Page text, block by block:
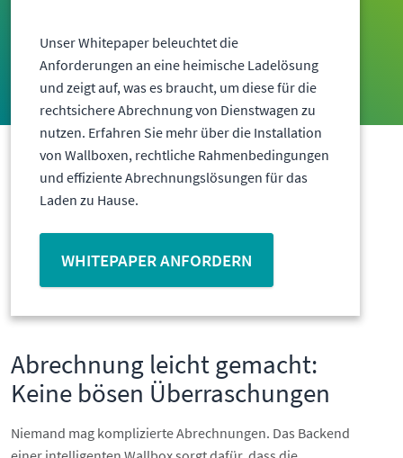
Unser Whitepaper beleuchtet die
Anforderungen an eine heimische Ladelösung
und zeigt auf, was es braucht, um diese für die
rechtsichere Abrechnung von Dienstwagen zu
nutzen. Erfahren Sie mehr über die Installation
von Wallboxen, rechtliche Rahmenbedingungen
und effiziente Abrechnungslösungen für das
Laden zu Hause.
WHITEPAPER ANFORDERN
Abrechnung leicht gemacht:
Keine bösen Überraschungen
Niemand mag komplizierte Abrechnungen. Das Backend